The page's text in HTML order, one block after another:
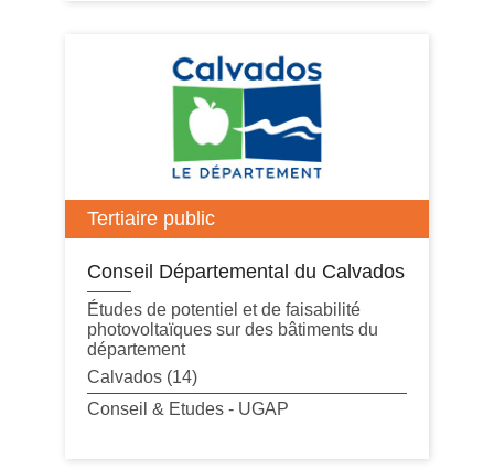
Tertiaire public
Conseil Départemental du Calvados
Études de potentiel et de faisabilité
photovoltaïques sur des bâtiments du
département
Calvados (14)
Conseil & Etudes - UGAP